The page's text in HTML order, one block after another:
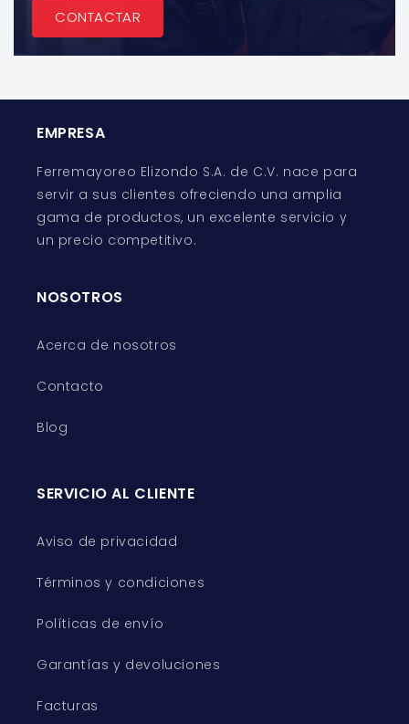
CONTACTAR
EMPRESA
Ferremayoreo Elizondo S.A. de C.V. nace para
servir a sus clientes ofreciendo una amplia
gama de productos, un excelente servicio y
un precio competitivo.
NOSOTROS
Acerca de nosotros
Contacto
Blog
SERVICIO AL CLIENTE
Aviso de privacidad
Términos y condiciones
Políticas de envío
Garantías y devoluciones
Facturas